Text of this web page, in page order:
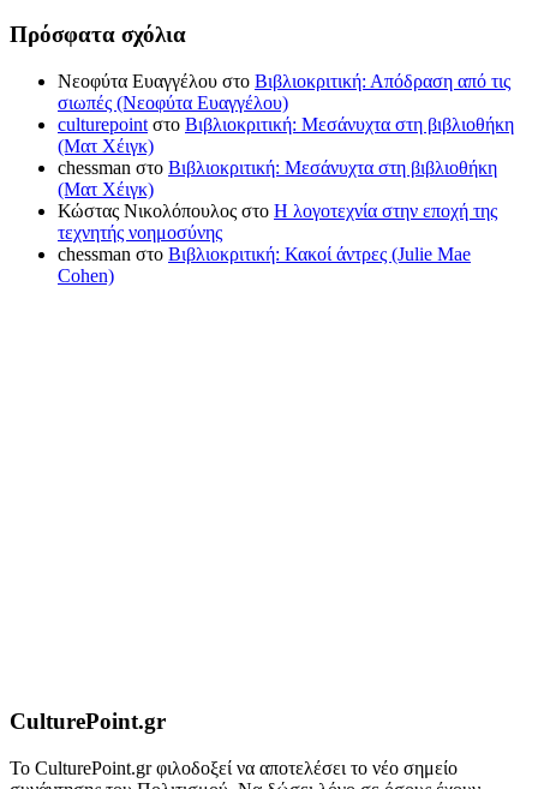
Πρόσφατα σχόλια
Νεοφύτα Ευαγγέλου στο Βιβλιοκριτική: Απόδραση από τις
σιωπές (Νεοφύτα Ευαγγέλου)
culturepoint στο Βιβλιοκριτική: Μεσάνυχτα στη βιβλιοθήκη
(Ματ Χέιγκ)
chessman στο Βιβλιοκριτική: Μεσάνυχτα στη βιβλιοθήκη
(Ματ Χέιγκ)
Κώστας Νικολόπουλος στο Η λογοτεχνία στην εποχή της
τεχνητής νοημοσύνης
chessman στο Βιβλιοκριτική: Κακοί άντρες (Julie Mae
Cohen)
CulturePoint.gr
Το CulturePoint.gr φιλοδοξεί να αποτελέσει το νέο σημείο